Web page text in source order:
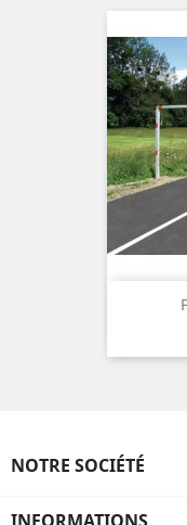
NOTRE SOCIÉTÉ